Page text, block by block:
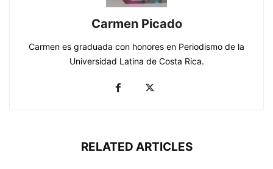
Carmen Picado
Carmen es graduada con honores en Periodismo de la
Universidad Latina de Costa Rica.
RELATED ARTICLES